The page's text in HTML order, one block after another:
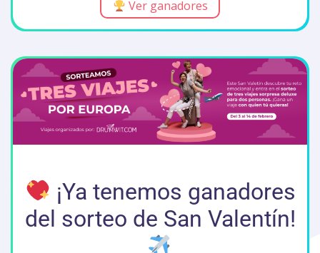
Ver ganadores
¡Ya tenemos ganadores
del sorteo de San Valentín!